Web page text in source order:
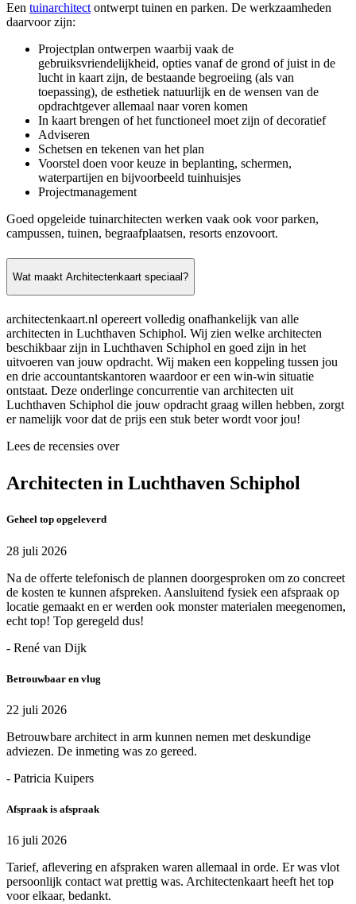
Een tuinarchitect ontwerpt tuinen en parken. De werkzaamheden
daarvoor zijn:
Projectplan ontwerpen waarbij vaak de
gebruiksvriendelijkheid, opties vanaf de grond of juist in de
lucht in kaart zijn, de bestaande begroeiing (als van
toepassing), de esthetiek natuurlijk en de wensen van de
opdrachtgever allemaal naar voren komen
In kaart brengen of het functioneel moet zijn of decoratief
Adviseren
Schetsen en tekenen van het plan
Voorstel doen voor keuze in beplanting, schermen,
waterpartijen en bijvoorbeeld tuinhuisjes
Projectmanagement
Goed opgeleide tuinarchitecten werken vaak ook voor parken,
campussen, tuinen, begraafplaatsen, resorts enzovoort.
Wat maakt Architectenkaart speciaal?
architectenkaart.nl opereert volledig onafhankelijk van alle
architecten in Luchthaven Schiphol. Wij zien welke architecten
beschikbaar zijn in Luchthaven Schiphol en goed zijn in het
uitvoeren van jouw opdracht. Wij maken een koppeling tussen jou
en drie accountantskantoren waardoor er een win-win situatie
ontstaat. Deze onderlinge concurrentie van architecten uit
Luchthaven Schiphol die jouw opdracht graag willen hebben, zorgt
er namelijk voor dat de prijs een stuk beter wordt voor jou!
Lees de recensies over
Architecten in Luchthaven Schiphol
Geheel top opgeleverd
28 juli 2026
Na de offerte telefonisch de plannen doorgesproken om zo concreet
de kosten te kunnen afspreken. Aansluitend fysiek een afspraak op
locatie gemaakt en er werden ook monster materialen meegenomen,
echt top! Top geregeld dus!
- René van Dijk
Betrouwbaar en vlug
22 juli 2026
Betrouwbare architect in arm kunnen nemen met deskundige
adviezen. De inmeting was zo gereed.
- Patricia Kuipers
Afspraak is afspraak
16 juli 2026
Tarief, aflevering en afspraken waren allemaal in orde. Er was vlot
persoonlijk contact wat prettig was. Architectenkaart heeft het top
voor elkaar, bedankt.